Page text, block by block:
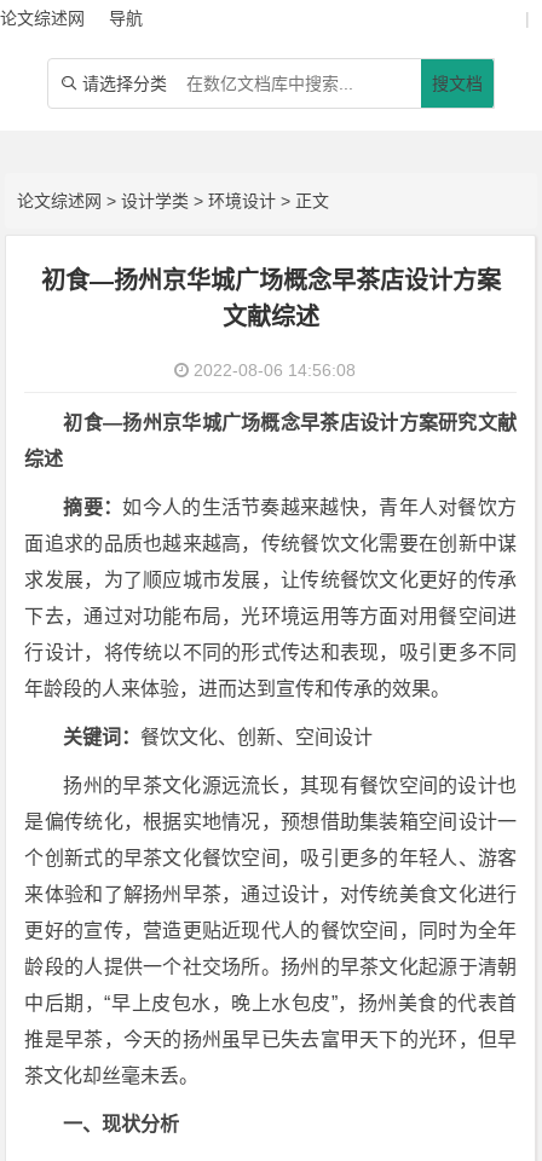
论文综述网 导航 |
 请选择分类 搜文档
论文综述网 >设计学类 >环境设计 > 正文
初食—扬州京华城广场概念早茶店设计方案
文献综述
2022-08-06 14:56:08
初食—扬州京华城广场概念早茶店设计方案研究文献
综述
摘要：如今人的生活节奏越来越快，青年人对餐饮方
面追求的品质也越来越高，传统餐饮文化需要在创新中谋
求发展，为了顺应城市发展，让传统餐饮文化更好的传承
下去，通过对功能布局，光环境运用等方面对用餐空间进
行设计，将传统以不同的形式传达和表现，吸引更多不同
年龄段的人来体验，进而达到宣传和传承的效果。
关键词： 餐饮文化、创新、空间设计
扬州的早茶文化源远流长，其现有餐饮空间的设计也
是偏传统化，根据实地情况，预想借助集装箱空间设计一
个创新式的早茶文化餐饮空间，吸引更多的年轻人、游客
来体验和了解扬州早茶，通过设计，对传统美食文化进行
更好的宣传，营造更贴近现代人的餐饮空间，同时为全年
龄段的人提供一个社交场所。扬州的早茶文化起源于清朝
中后期，“早上皮包水，晚上水包皮”，扬州美食的代表首
推是早茶，今天的扬州虽早已失去富甲天下的光环，但早
茶文化却丝毫未丢。
一、现状分析